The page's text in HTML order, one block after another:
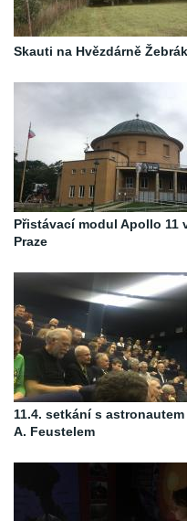
Skauti na Hvězdárně Žebrák
Přistávací modul Apollo 11
Praze
11.4. setkání s astronautem
A. Feustelem